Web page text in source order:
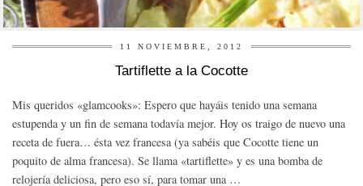
11 NOVIEMBRE, 2012
Tartiflette a la Cocotte
Mis queridos «glamcooks»: Espero que hayáis tenido una semana
estupenda y un fin de semana todavía mejor. Hoy os traigo de nuevo una
receta de fuera… ésta vez francesa (ya sabéis que Cocotte tiene un
poquito de alma francesa). Se llama «tartiflette» y es una bomba de
relojería deliciosa, pero eso sí, para tomar una …